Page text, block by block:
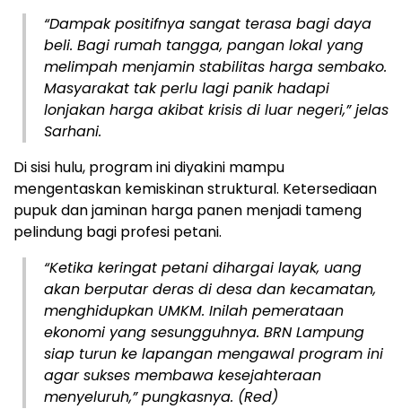
“Dampak positifnya sangat terasa bagi daya
beli. Bagi rumah tangga, pangan lokal yang
melimpah menjamin stabilitas harga sembako.
Masyarakat tak perlu lagi panik hadapi
lonjakan harga akibat krisis di luar negeri,” jelas
Sarhani.
Di sisi hulu, program ini diyakini mampu
mengentaskan kemiskinan struktural. Ketersediaan
pupuk dan jaminan harga panen menjadi tameng
pelindung bagi profesi petani.
“Ketika keringat petani dihargai layak, uang
akan berputar deras di desa dan kecamatan,
menghidupkan UMKM. Inilah pemerataan
ekonomi yang sesungguhnya. BRN Lampung
siap turun ke lapangan mengawal program ini
agar sukses membawa kesejahteraan
menyeluruh,” pungkasnya. (Red)